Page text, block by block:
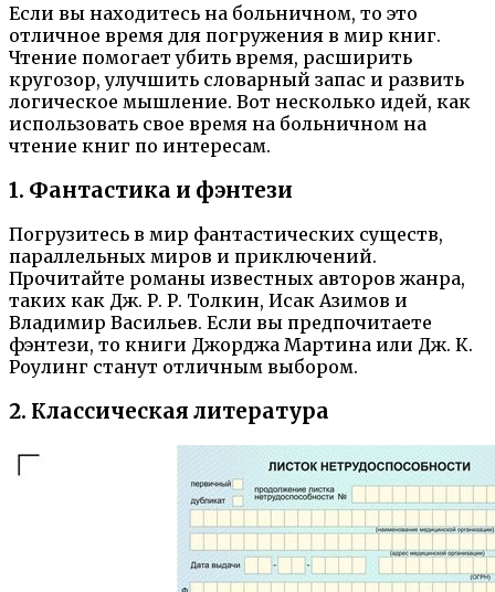
Если вы находитесь на больничном, то это
отличное время для погружения в мир книг.
Чтение помогает убить время, расширить
кругозор, улучшить словарный запас и развить
логическое мышление. Вот несколько идей, как
использовать свое время на больничном на
чтение книг по интересам.
1. Фантастика и фэнтези
Погрузитесь в мир фантастических существ,
параллельных миров и приключений.
Прочитайте романы известных авторов жанра,
таких как Дж. Р. Р. Толкин, Исак Азимов и
Владимир Васильев. Если вы предпочитаете
фэнтези, то книги Джорджа Мартина или Дж. К.
Роулинг станут отличным выбором.
2. Классическая литература